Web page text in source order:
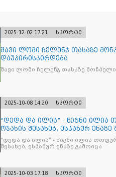
2025-12-02 17:21 სპორტი
შავი ლომი ჩელენჯ თასაზე
დაუპირისპირდება
შავი ლომი ჩელენჯ თასაზე
2025-10-08 14:20 სპორტი
“დედა და ილია” - წიგნი ილია
ოჯახის შესახებ, ესპანურ ენაზე
“დედა და ილია” - წიგნი ილია
შესახებ, ესპანურ ენაზე გამოიცა
2025-10-03 17:18 სპორტი